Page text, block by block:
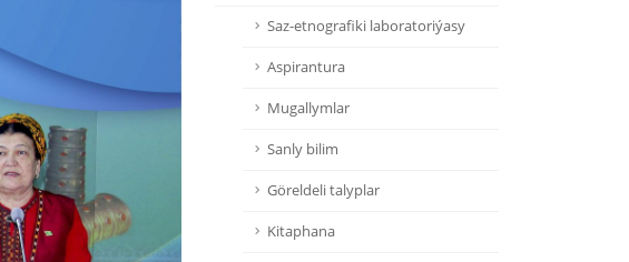
Saz-etnografiki laboratoriýasy
Aspirantura
Mugallymlar
Sanly bilim
Göreldeli talyplar
Kitaphana